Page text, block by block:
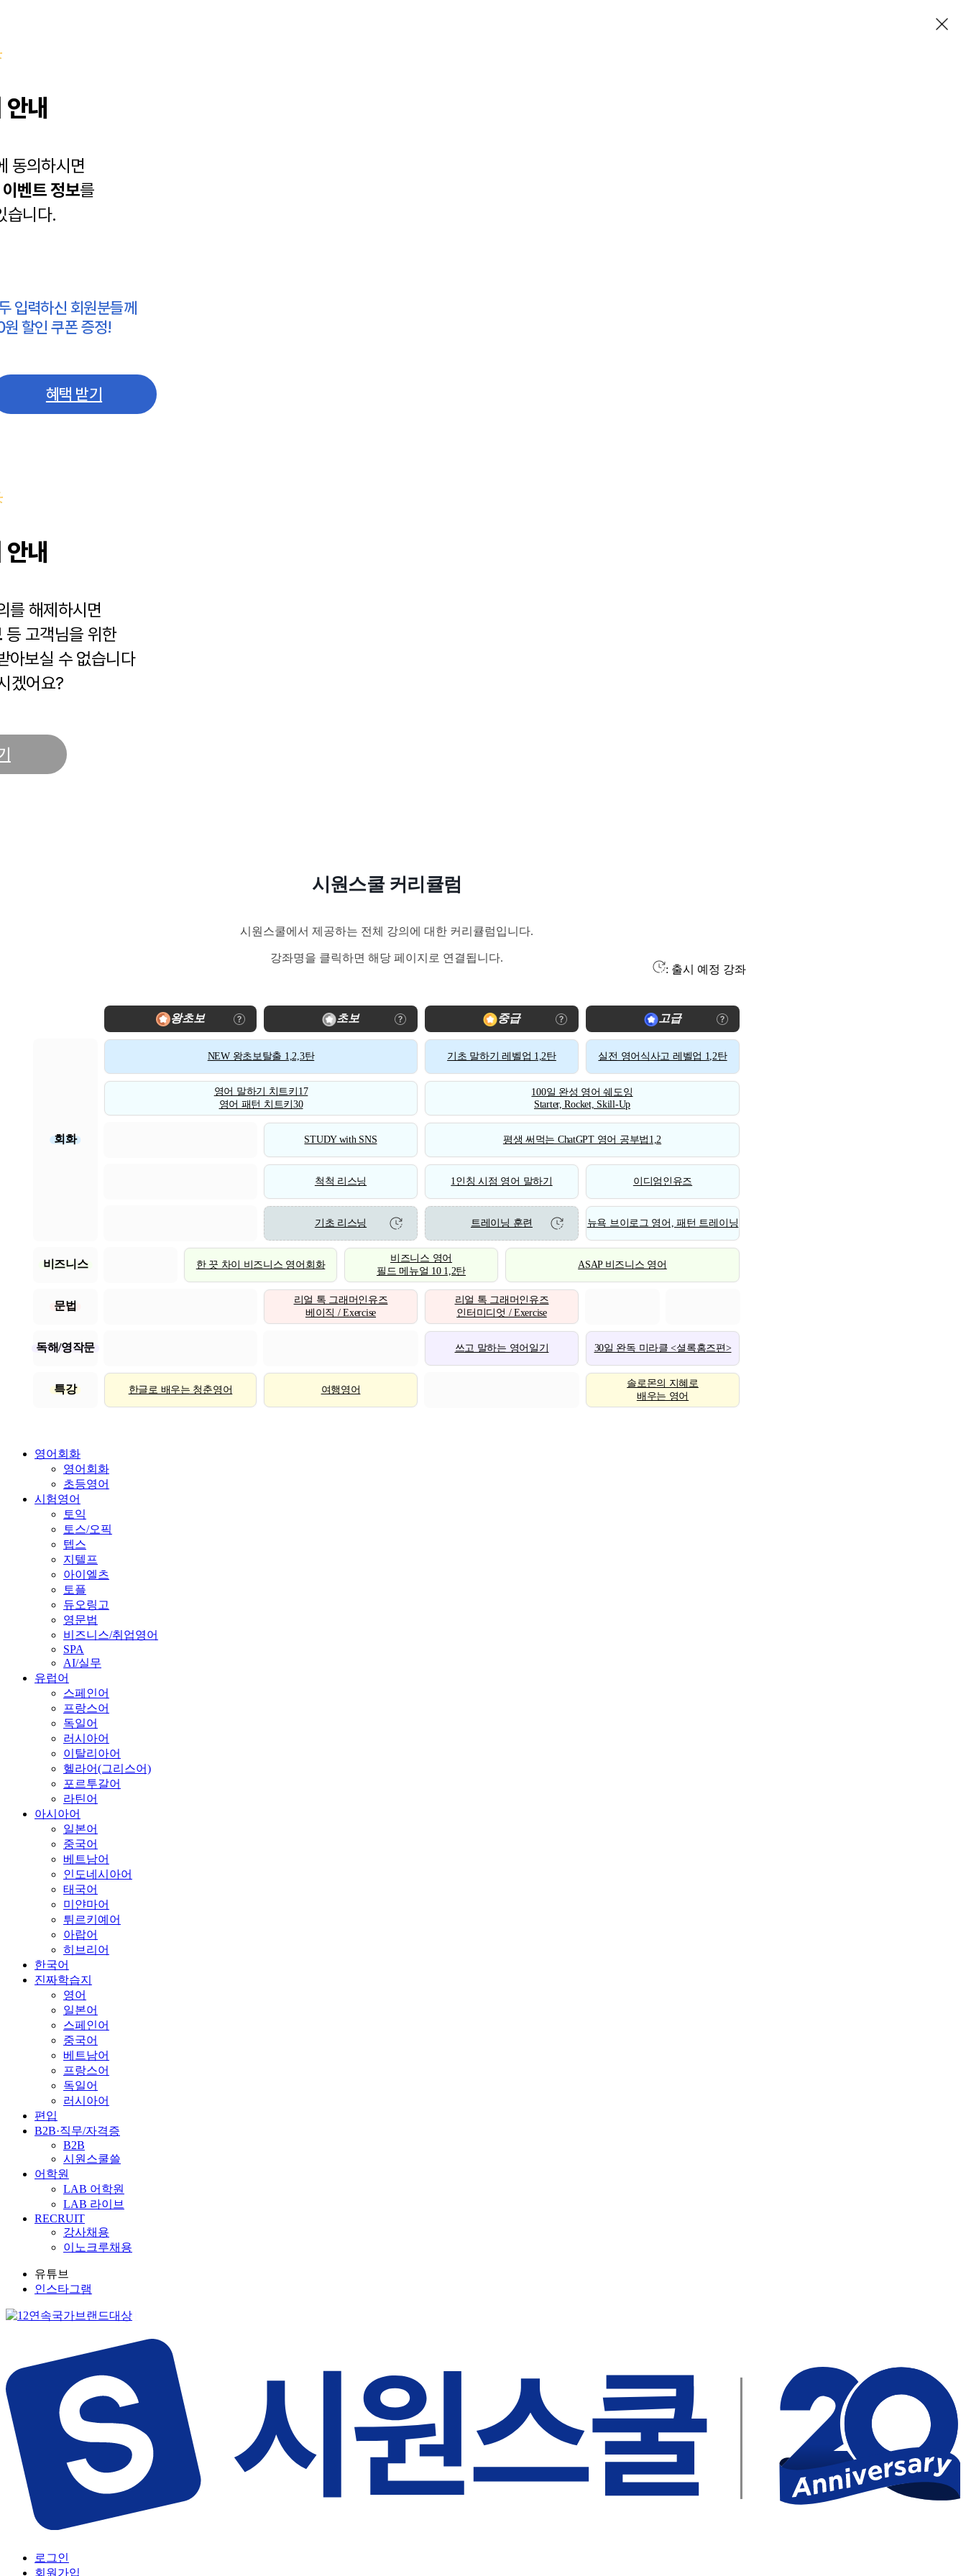
내
동의하시면
이벤트 정보를
습니다.
입력하신 회원분들께
할인 쿠폰 증정!
혜택 받기
내
를 해제하시면
등 고객님을 위한
아보실 수 없습니다
겠어요?
시원스쿨 커리큘럼
시원스쿨에서 제공하는 전체 강의에 대한 커리큘럼입니다.
강좌명을 클릭하면 해당 페이지로 연결됩니다.
: 출시 예정 강좌
왕초보 초보 중급 고급
회화
NEW 왕초보탈출 1,2,3탄 기초 말하기 레벨업 1,2탄 실전 영어식사고 레벨업 1,2탄
영어 말하기 치트키17
영어 패턴 치트키30
100일 완성 영어 쉐도잉
Starter, Rocket, Skill-Up
STUDY with SNS 평생 써먹는 ChatGPT 영어 공부법1,2
척척 리스닝 1인칭 시점 영어 말하기 이디엄인유즈
기초 리스닝 트레이닝 훈련 뉴욕 브이로그 영어, 패턴 트레이닝
비즈니스 한 끗 차이 비즈니스 영어회화
비즈니스 영어
필드 메뉴얼 10 1,2탄
ASAP 비즈니스 영어
문법
리얼 톡 그래머인유즈
베이직 / Exercise
리얼 톡 그래머인유즈
인터미디엇 / Exercise
독해/영작문 쓰고 말하는 영어일기 30일 완독 미라클 <셜록홈즈편>
특강 한글로 배우는 청춘영어 여행영어
솔로몬의 지혜로
배우는 영어
영어회화
영어회화
초등영어
시험영어
토익
토스/오픽
텝스
지텔프
아이엘츠
토플
듀오링고
영문법
비즈니스/취업영어
SPA
AI/실무
유럽어
스페인어
프랑스어
독일어
러시아어
이탈리아어
헬라어(그리스어)
포르투갈어
라틴어
아시아어
일본어
중국어
베트남어
인도네시아어
태국어
미얀마어
튀르키예어
아랍어
히브리어
한국어
진짜학습지
영어
일본어
스페인어
중국어
베트남어
프랑스어
독일어
러시아어
편입
B2B·직무/자격증
B2B
시원스쿨쓸
어학원
LAB 어학원
LAB 라이브
RECRUIT
강사채용
이노크루채용
유튜브
인스타그램
로그인
회원가입